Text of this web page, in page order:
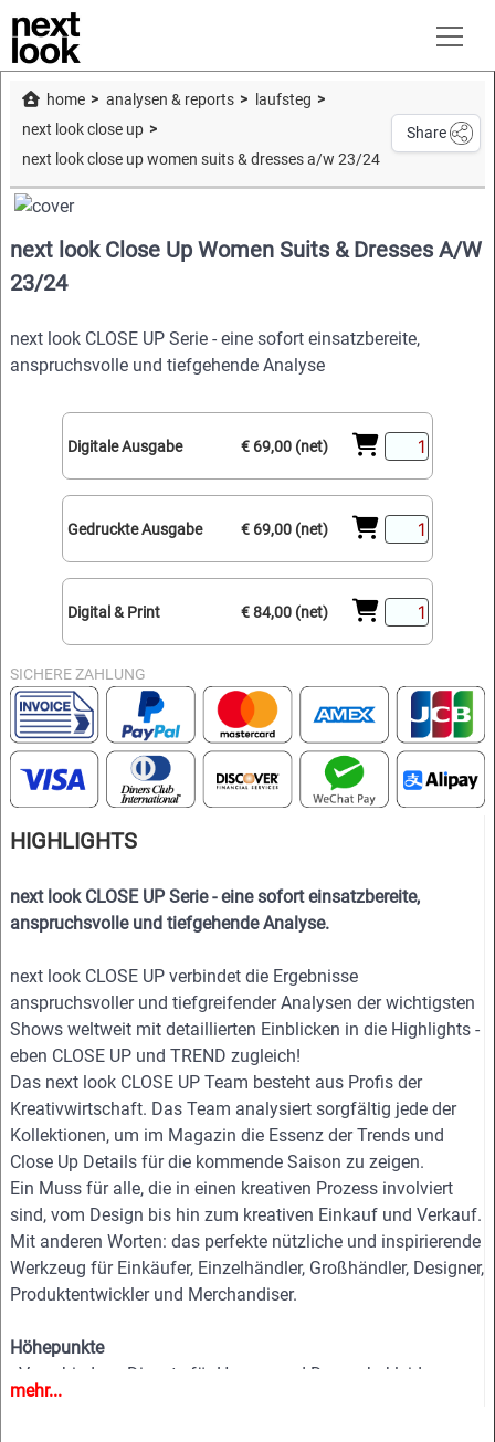
home analysen & reports
laufsteg
next look close up
next look close up women suits & dresses a/w 23/24
Share
next look Close Up Women Suits & Dresses A/W
23/24
next look CLOSE UP Serie - eine sofort einsatzbereite,
anspruchsvolle und tiefgehende Analyse
Digitale Ausgabe € 69,00 (net)
Gedruckte Ausgabe € 69,00 (net)
Digital & Print € 84,00 (net)
SICHERE ZAHLUNG
HIGHLIGHTS
next look CLOSE UP Serie - eine sofort einsatzbereite,
anspruchsvolle und tiefgehende Analyse.
next look CLOSE UP verbindet die Ergebnisse
anspruchsvoller und tiefgreifender Analysen der wichtigsten
Shows weltweit mit detaillierten Einblicken in die Highlights -
eben CLOSE UP und TREND zugleich!
Das next look CLOSE UP Team besteht aus Profis der
Kreativwirtschaft. Das Team analysiert sorgfältig jede der
Kollektionen, um im Magazin die Essenz der Trends und
Close Up Details für die kommende Saison zu zeigen.
Ein Muss für alle, die in einen kreativen Prozess involviert
sind, vom Design bis hin zum kreativen Einkauf und Verkauf.
Mit anderen Worten: das perfekte nützliche und inspirierende
Werkzeug für Einkäufer, Einzelhändler, Großhändler, Designer,
Produktentwickler und Merchandiser.
Höhepunkte
- Verschiedene Dienste für Herren- und Damenbekleidung
- Mehr als 400 ausgewählte Fotos
mehr...